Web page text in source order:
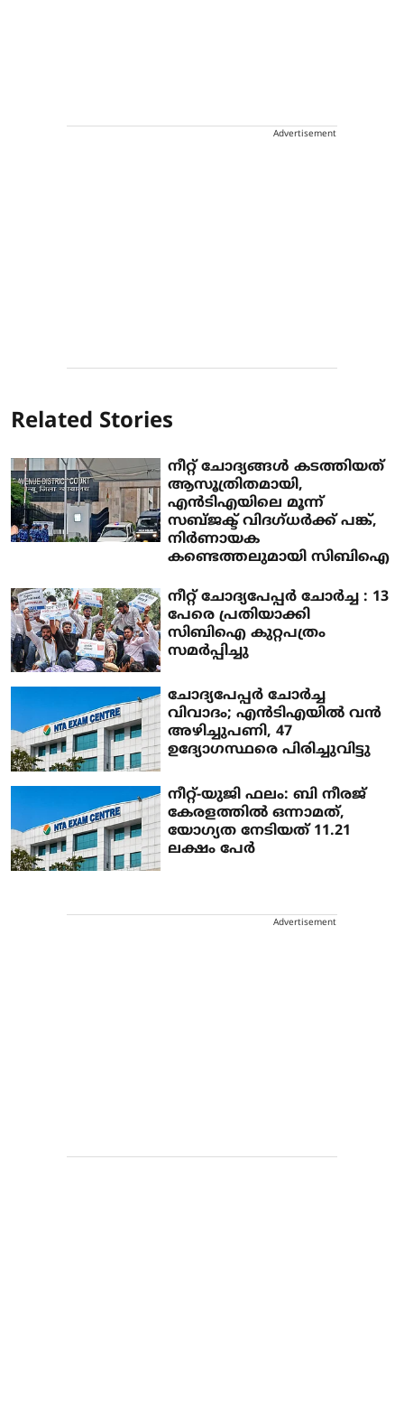
Advertisement
Related Stories
നീറ്റ് ചോദ്യങ്ങള്‍ കടത്തിയത്
ആസൂത്രിതമായി,
എന്‍ടിഎയിലെ മൂന്ന്
സബ്ജക്ട് വിദഗ്ധര്‍ക്ക് പങ്ക്,
നിര്‍ണായക
കണ്ടെത്തലുമായി സിബിഐ
നീറ്റ് ചോദ്യപേപ്പര്‍ ചോര്‍ച്ച : 13
പേരെ പ്രതിയാക്കി
സിബിഐ കുറ്റപത്രം
സമര്‍പ്പിച്ചു
ചോദ്യപേപ്പര്‍ ചോര്‍ച്ച
വിവാദം; എന്‍ടിഎയില്‍ വന്‍
അഴിച്ചുപണി, 47
ഉദ്യോഗസ്ഥരെ പിരിച്ചുവിട്ടു
നീറ്റ്-യുജി ഫലം: ബി നീരജ്
കേരളത്തില്‍ ഒന്നാമത്‌,
യോഗ്യത നേടിയത് 11.21
ലക്ഷം പേര്‍
Advertisement